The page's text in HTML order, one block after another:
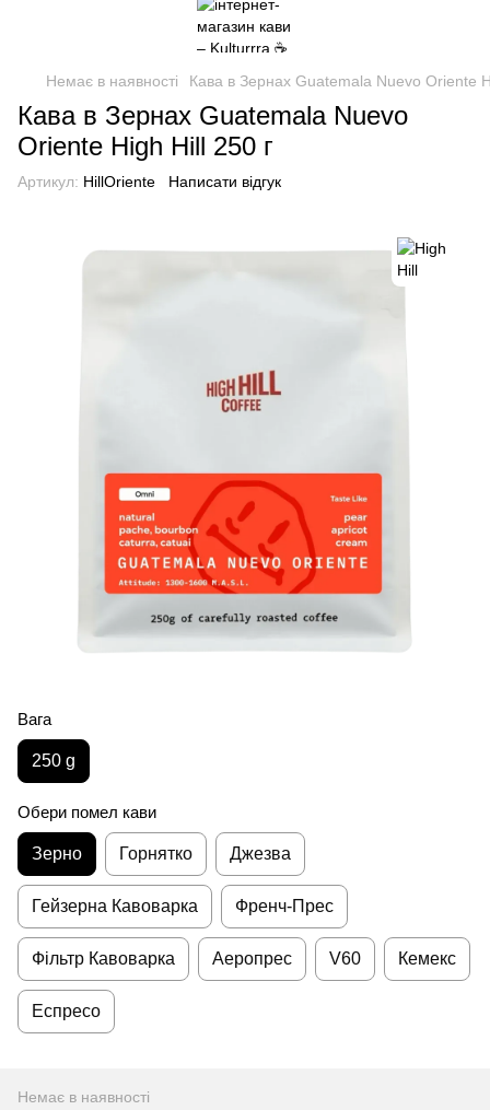
Немає в наявності Кава в Зернах Guatemala Nuevo Oriente
Кава в Зернах Guatemala Nuevo
Oriente High Hill 250 г
Артикул: HillOriente Написати відгук
Вага
250 g
Обери помел кави
Зерно Горнятко Джезва
Гейзерна Кавоварка Френч-Прес
Фільтр Кавоварка Аеропрес V60 Кемекс
Еспресо
Немає в наявності